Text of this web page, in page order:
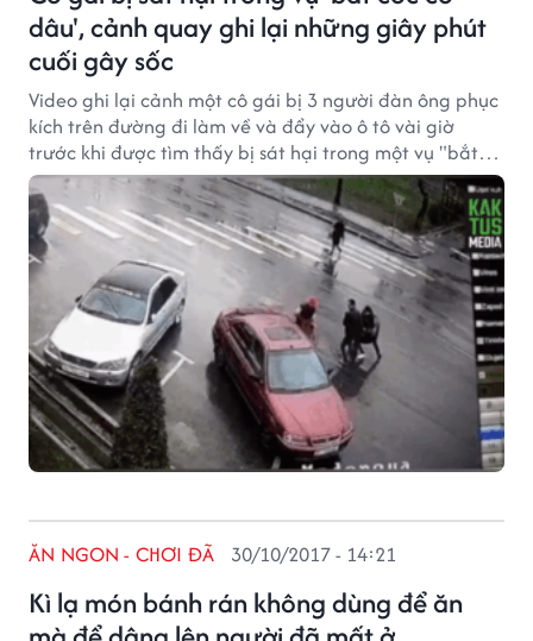
dâu', cảnh quay ghi lại những giây phút
cuối gây sốc
Video ghi lại cảnh một cô gái bị 3 người đàn ông phục
kích trên đường đi làm về và đẩy vào ô tô vài giờ
trước khi được tìm thấy bị sát hại trong một vụ "bắt
cóc cô dâu".
Kì lạ món bánh rán không dùng để ăn
ĂN NGON - CHƠI ĐÃ 30/10/2017 - 14:21